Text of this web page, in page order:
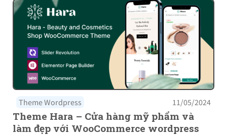
Theme Wordpress 11/05/2024
Theme Hara – Cửa hàng mỹ phẩm và
làm đẹp với WooCommerce wordpress